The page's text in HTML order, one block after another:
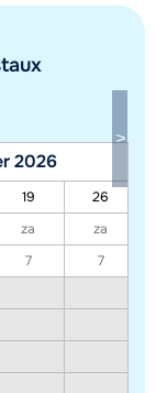
accommodaties. De
2026
19
26
za
za
7 7